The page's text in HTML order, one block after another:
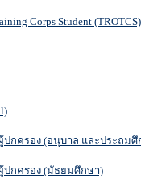
Corps Student (TROTCS)
กครอง (อนุบาล และประถมศึ
ปกครอง (มัธยมศึกษา)